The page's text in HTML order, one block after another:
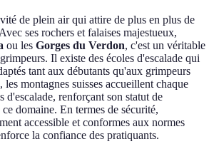
de plein air qui attire de plus en plus de
ses rochers et falaises majestueux,
ou les Gorges du Verdon, c'est un véritable
Il existe des écoles d'escalade qui
tant aux débutants qu'aux grimpeurs
montagnes suisses accueillent chaque
d'escalade, renforçant son statut de
domaine. En termes de sécurité,
accessible et conformes aux normes
la confiance des pratiquants.